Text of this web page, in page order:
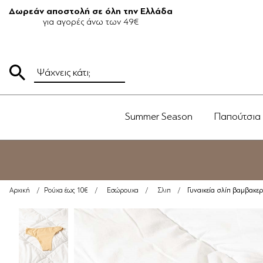
Δωρεάν αποστολή σε όλη την Ελλάδα
για αγορές άνω των 49€
Summer Season Παπούτσια
Αρχική / Ρούχα έως 10€ / Εσώρουχα / Σλιπ / Γυναικεία σλίπ